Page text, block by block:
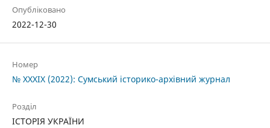
Опубліковано
2022-12-30
Номер
№ XXXIX (2022): Сумський історико-архівний журнал
Розділ
ІСТОРІЯ УКРАЇНИ